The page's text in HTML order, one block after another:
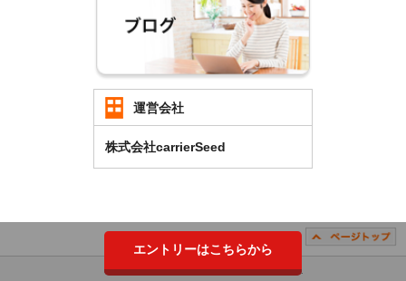
エントリーはこちらから
運営会社
株式会社carrierSeed
Copyright （C）2018 carrierSeed Co.,LTD. All Rights Reserved.